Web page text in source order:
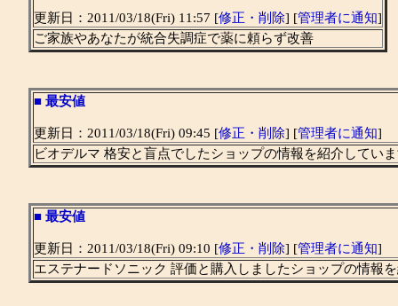
更新日：2011/03/18(Fri) 11:57 [修正・削除] [管理者に通知]
ご家族やあなたが統合失調症で薬に頼らず改善
■ 最安値
更新日：2011/03/18(Fri) 09:45 [修正・削除] [管理者に通知]
ビオデルマ 格安と盲点でしたショップの情報を紹介してい
■ 最安値
更新日：2011/03/18(Fri) 09:10 [修正・削除] [管理者に通知]
エステナードソニック 評価と購入しましたショップの情報